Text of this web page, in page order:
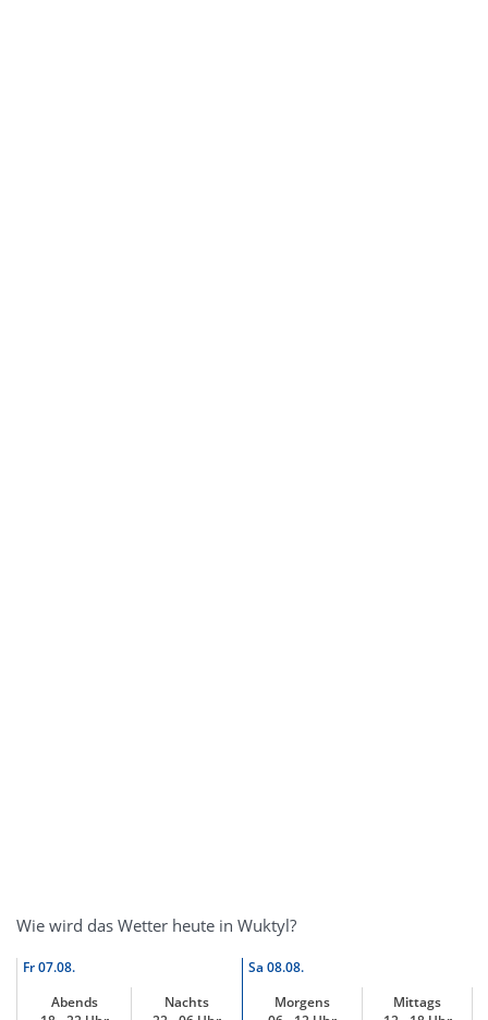
Wie wird das Wetter heute in Wuktyl?
Fr07.08. Sa 08.08.
Abends
Nachts
Morgens
Mittags